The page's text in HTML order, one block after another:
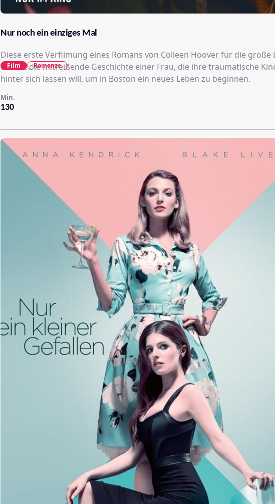
Nur noch ein einziges Mal
Diese erste Verfilmung eines Romans von Colleen Hoover für die große
erzählt die mitreißende Geschichte einer Frau, die ihre traumatische
hinter sich lassen will, um in Boston ein neues Leben zu beginnen.
130
Min.
Film Romanze